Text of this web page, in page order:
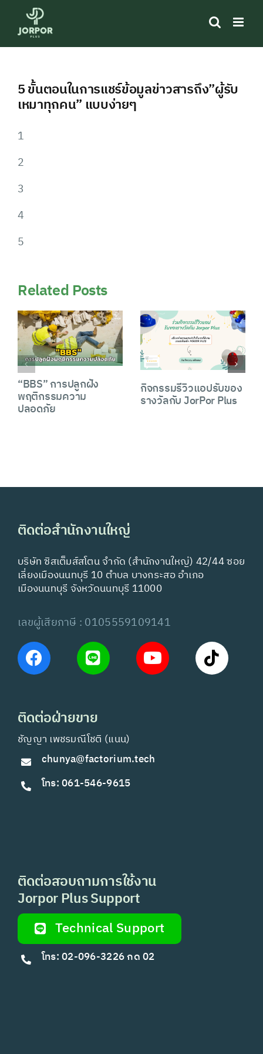
content
5 ขั้นตอนในการแชร์ข้อมูลข่าวสารถึง”ผู้รับ
เหมาทุกคน” แบบง่ายๆ
1
2
3
4
5
Related Posts
“BBS” การปลูกฝัง
พฤติกรรมความ
ปลอดภัย
กิจกรรมรีวิวแอปรับของ
รางวัลกับ JorPor Plus
ติดต่อสำนักงานใหญ่
บริษัท ซิสเต็มส์สโตน จำกัด (สำนักงานใหญ่) 42/44 ซอย
เลี่ยงเมืองนนทบุรี 10 ตำบล บางกระสอ อำเภอ
เมืองนนทบุรี จังหวัดนนทบุรี 11000
เลขผู้เสียภาษี : 0105559109141
ติดต่อฝ่ายขาย
ชัญญา เพชรมณีโชติ (แนน)
chunya@factorium.tech
โทร: 061-546-9615
ติดต่อสอบถามการใช้งาน
Jorpor Plus Support
Technical Support
โทร: 02-096-3226 กด 02